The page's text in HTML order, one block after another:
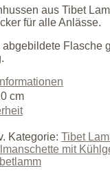
aus Tibet
für alle Anlässe.
abgebildete Flasche
cm
Kategorie: Tibet
mit